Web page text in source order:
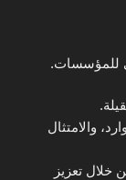
للمؤسسات.
والامتثال
رؤية الكويت 2035 من خلال تعزيز